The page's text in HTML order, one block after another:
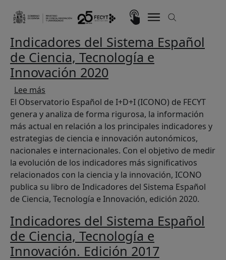
Imagen
Indicadores del Sistema Español
de Ciencia, Tecnología e
Innovación 2020
Lee más
El Observatorio Español de I+D+I (ICONO) de FECYT
genera y analiza de forma rigurosa, la información
más actual en relación a los principales indicadores y
estrategias de ciencia e innovación autonómicos,
nacionales e internacionales. Con el objetivo de medir
la evolución de los indicadores más significativos
relacionados con la ciencia y la innovación, ICONO
publica su libro de Indicadores del Sistema Español
de Ciencia, Tecnología e Innovación, edición 2020.
Indicadores del Sistema Español
de Ciencia, Tecnología e
Innovación. Edición 2017